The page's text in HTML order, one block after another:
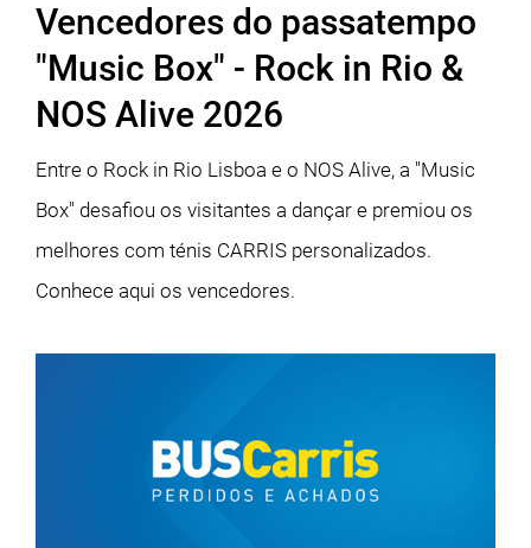
Vencedores do passatempo
"Music Box" - Rock in Rio &
NOS Alive 2026
Entre o Rock in Rio Lisboa e o NOS Alive, a "Music
Box" desafiou os visitantes a dançar e premiou os
melhores com ténis CARRIS personalizados.
Conhece aqui os vencedores.